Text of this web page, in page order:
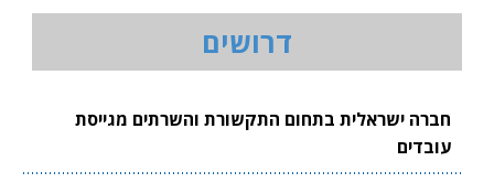
דרושים
חברה ישראלית בתחום התקשורת והשרתים מגייסת
עובדים